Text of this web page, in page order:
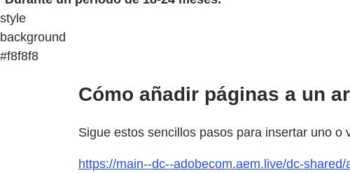
style
background
#f8f8f8
Cómo añadir páginas a un
Sigue estos sencillos pasos para insertar uno o
https://main--dc--adobecom.aem.live/dc-